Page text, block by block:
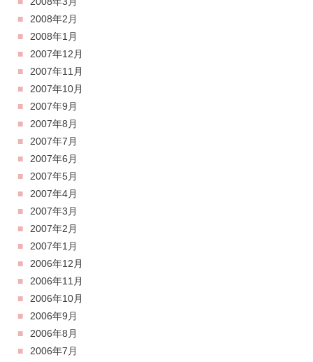
2008年2月
2008年1月
2007年12月
2007年11月
2007年10月
2007年9月
2007年8月
2007年7月
2007年6月
2007年5月
2007年4月
2007年3月
2007年2月
2007年1月
2006年12月
2006年11月
2006年10月
2006年9月
2006年8月
2006年7月